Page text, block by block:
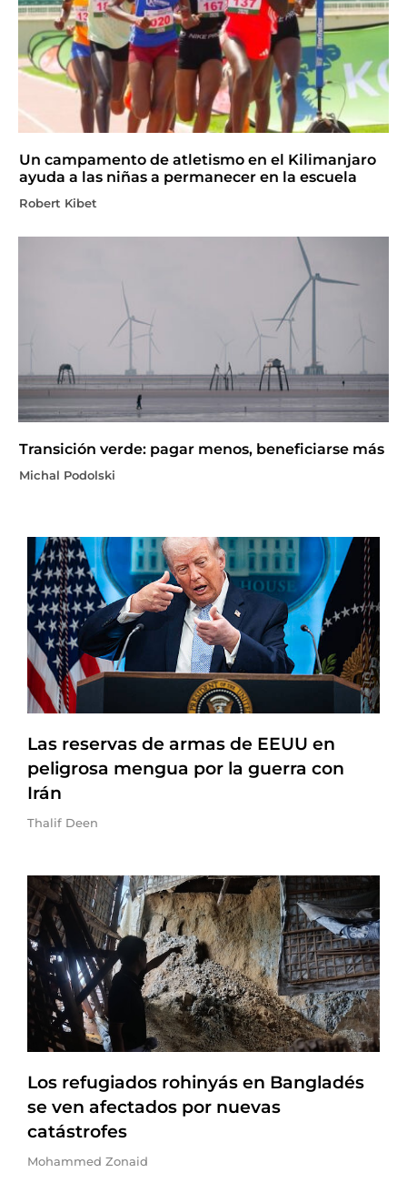
Un campamento de atletismo en el Kilimanjaro
ayuda a las niñas a permanecer en la escuela
Robert Kibet
Transición verde: pagar menos, beneficiarse más
Michal Podolski
Las reservas de armas de EEUU en
peligrosa mengua por la guerra con
Irán
Thalif Deen
Los refugiados rohinyás en Bangladés
se ven afectados por nuevas
catástrofes
Mohammed Zonaid